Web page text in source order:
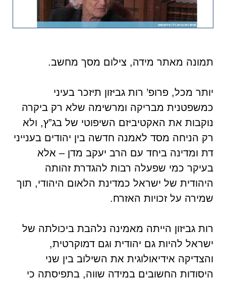
תמונה מאתר מידה, צילום מסך מחשב.
יותר מכל, פרופ’ רות גביזון תיזכר בעיני
כמשפטנית מבריקה ומרשימה שלא רק ביקרה
נוקבות את האקטיביזם השיפוטי של בג”ץ, ולא
רק הניחה מסד לאמנה חדשה בין יהודים בענייני
דת ומדינה ביחד עם הרב יעקב מדן – אלא
בעיקר כמי שפעלה רבות להגדרת זהותה
היהודית של ישראל כמדינת הלאום היהודי, תוך
שמירה על זכויות האזרח.
רות גביזון הייתה מאמינה נלהבת ביכולתה של
ישראל להיות גם יהודית וגם דמוקרטית,
והצדיקה אידיאולוגית את השילוב בין שני
היסודות החשובים במידה שווה, בתפיסתה כי